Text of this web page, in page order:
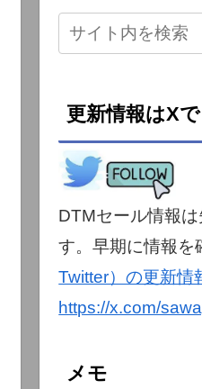
更新情報はXで
DTMセール情報
す。早期に情報を
Twitter）の更新情
https://x.com/
メモ